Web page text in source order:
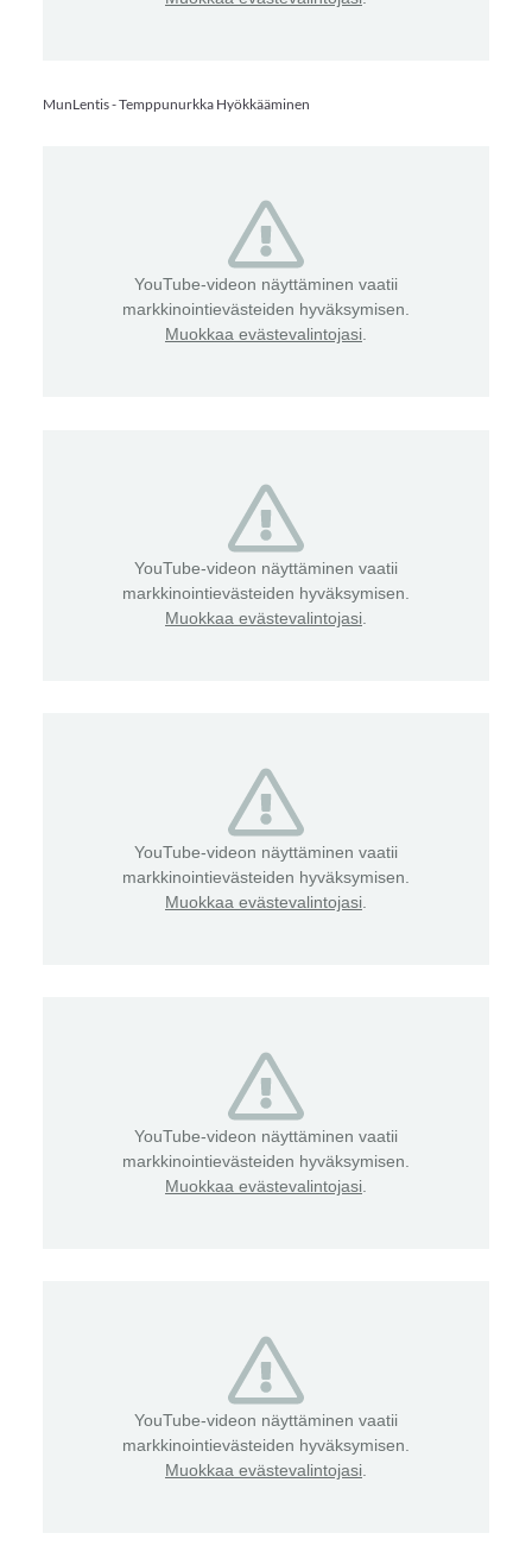
MunLentis - Temppunurkka Hyökkääminen
YouTube-videon näyttäminen vaatii
markkinointievästeiden hyväksymisen.
Muokkaa evästevalintojasi
YouTube-videon näyttäminen vaatii
markkinointievästeiden hyväksymisen.
Muokkaa evästevalintojasi
YouTube-videon näyttäminen vaatii
markkinointievästeiden hyväksymisen.
Muokkaa evästevalintojasi
YouTube-videon näyttäminen vaatii
markkinointievästeiden hyväksymisen.
Muokkaa evästevalintojasi
YouTube-videon näyttäminen vaatii
markkinointievästeiden hyväksymisen.
Muokkaa evästevalintojasi